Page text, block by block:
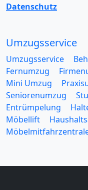
Datenschutz
Umzugsservice
Umzugsservice
Fernumzug
Mini Umzug
Seniorenumzug
Entrümpelung
Möbellift